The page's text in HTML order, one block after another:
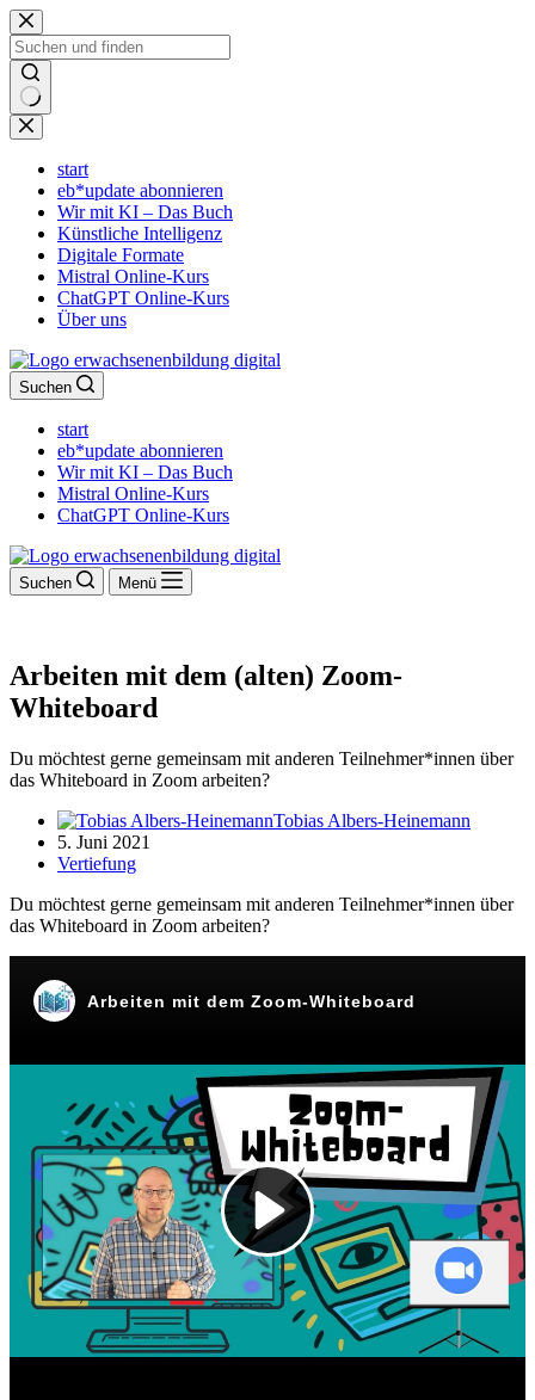
Zum
Inhalt
springen
Keine
Ergebnisse
start
eb*update abonnieren
Wir mit KI – Das Buch
Künstliche Intelligenz
Digitale Formate
Mistral Online-Kurs
ChatGPT Online-Kurs
Über uns
Suchen
start
eb*update abonnieren
Wir mit KI – Das Buch
Mistral Online-Kurs
ChatGPT Online-Kurs
Suchen Menü
Arbeiten mit dem (alten) Zoom-
Whiteboard
Du möchtest gerne gemeinsam mit anderen Teilnehmer*innen über
das Whiteboard in Zoom arbeiten?
Tobias Albers-Heinemann
5. Juni 2021
Vertiefung
Du möchtest gerne gemeinsam mit anderen Teilnehmer*innen über
das Whiteboard in Zoom arbeiten?